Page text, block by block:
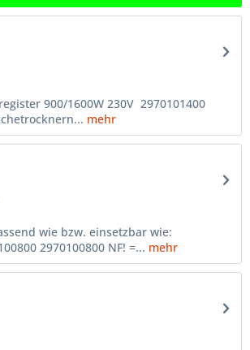
900/1600W 230V 2970101400
mehr
wie bzw. einsetzbar wie:
2970100800 NF! =... mehr